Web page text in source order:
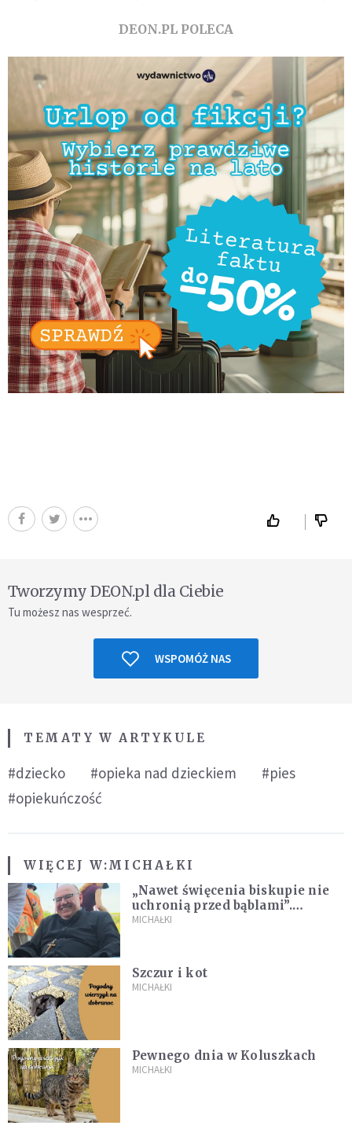
DEON.PL POLECA
Tworzymy DEON.pl dla Ciebie
Tu możesz nas wesprzeć.
WSPOMÓŻ NAS
TEMATY W ARTYKULE
#dziecko #opieka nad dzieckiem
#pies
#opiekuńczość
WIĘCEJ W:MICHAŁKI
„Nawet święcenia biskupie nie
uchronią przed bąblami”.
Archidiecezja pokazała
MICHAŁKI
Szczur i kot
MICHAŁKI
Pewnego dnia w Koluszkach
MICHAŁKI